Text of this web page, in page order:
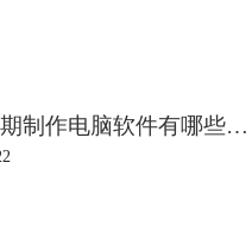
较为专业的视频剪辑软件，较为
及网页开发上，可以满足创作高
，加上其调色功能强大，有很多
视频后期制作电脑软件有哪些 视频后期制作电脑配置要求